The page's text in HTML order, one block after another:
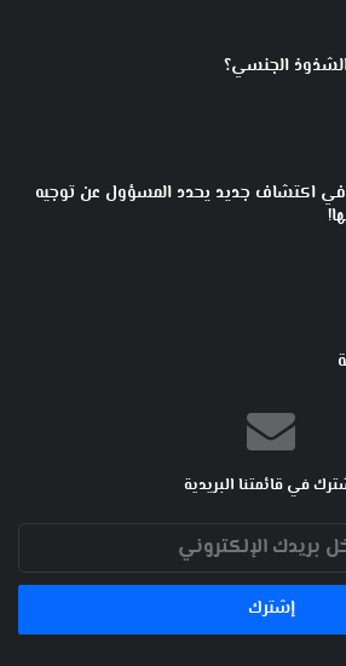
الجنسي؟
اكتشاف جديد يحدد المسؤول عن توجيه
في قائمتنا البريدية